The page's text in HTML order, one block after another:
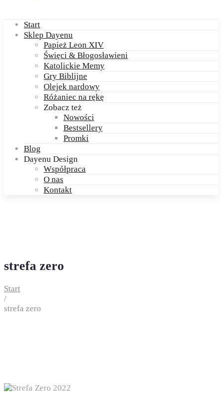
Start
Sklep Dayenu
Papież Leon XIV
Święci & Błogosławieni
Katolickie Memy
Gry Biblijne
Olejek nardowy
Różaniec na rękę
Zobacz też
Nowości
Bestsellery
Promki
Blog
Dayenu Design
Współpraca
O nas
Kontakt
strefa zero
Start
/
strefa zero